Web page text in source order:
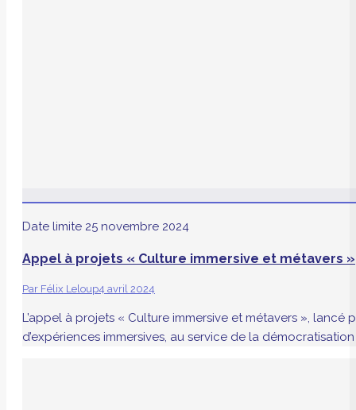
Date limite 25 novembre 2024
Appel à projets « Culture immersive et métavers »
Par Félix Leloup4 avril 2024
L’appel à projets « Culture immersive et métavers »,
d’expériences immersives, au service de la